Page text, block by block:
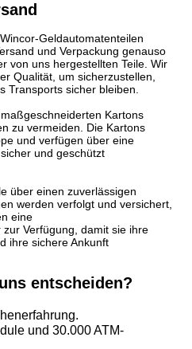
Geldautomatenteilen
und Verpackung genauso
von uns hergestellten Teile. Wir
Qualität, um sicherzustellen,
Transports sicher bleiben.
Kartons
zu vermeiden. Die Kartons
und verfügen über eine
und geschützt
über einen zuverlässigen
werden verfolgt und versichert,
eine
Verfügung, damit sie ihre
ihre sichere Ankunft
entscheiden?
und 30.000 ATM-